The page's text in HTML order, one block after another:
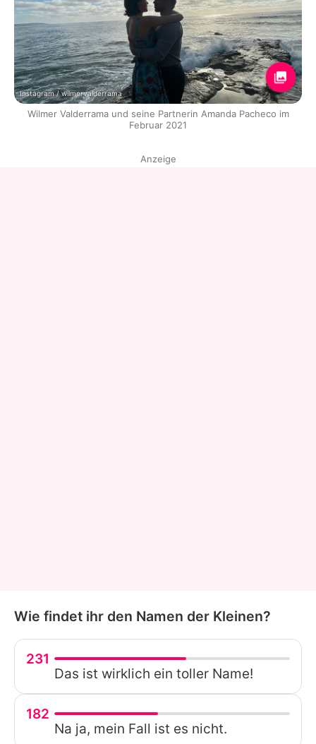
Instagram / wilmervalderrama
Wilmer Valderrama und seine Partnerin Amanda Pacheco im
Februar 2021
Anzeige
Wie findet ihr den Namen der Kleinen?
231
Das ist wirklich ein toller Name!
182
Na ja, mein Fall ist es nicht.